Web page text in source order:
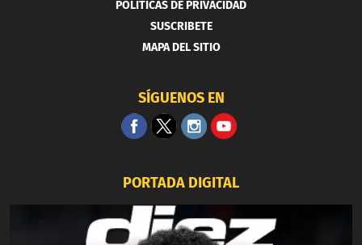
POLITICAS DE PRIVACIDAD
SUSCRIBETE
MAPA DEL SITIO
SÍGUENOS EN
PORTADA DIGITAL